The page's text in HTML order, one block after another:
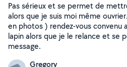
Pas sérieux et se permet de
alors que je suis moi même
en photos ) rendez-vous convenu
lapin alors que je le relance et se
message.
Gregory